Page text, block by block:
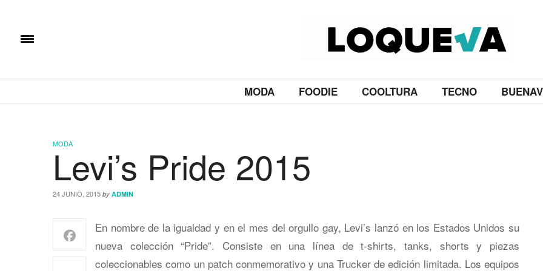
MODA FOODIE COOLTURA TECNO
MODA
Levi’s Pride 2015
24 JUNIO, 2015 by ADMIN
En nombre de la igualdad y en el mes del orgullo gay, Levi’s lanzó en los Estados Unidos su
nueva colección “Pride”. Consiste en una línea de t-shirts, tanks, shorts y piezas
coleccionables como un patch conmemorativo y una Trucker de edición limitada. Los equipos